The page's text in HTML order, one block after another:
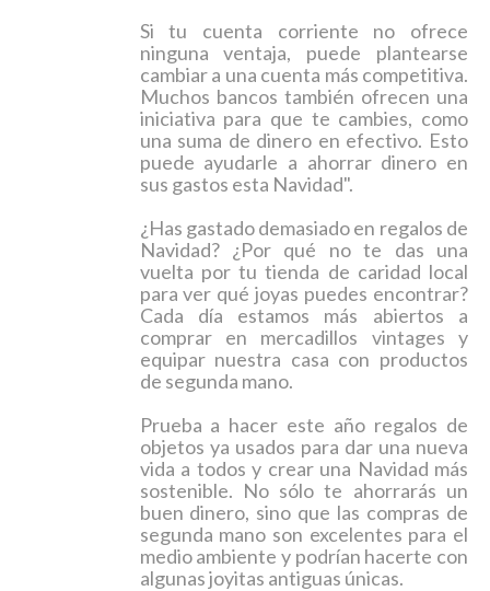
Si tu cuenta corriente no ofrece
ninguna ventaja, puede plantearse
cambiar a una cuenta más competitiva.
Muchos bancos también ofrecen una
iniciativa para que te cambies, como
una suma de dinero en efectivo. Esto
puede ayudarle a ahorrar dinero en
sus gastos esta Navidad".
¿Has gastado demasiado en regalos de
Navidad? ¿Por qué no te das una
vuelta por tu tienda de caridad local
para ver qué joyas puedes encontrar?
Cada día estamos más abiertos a
comprar en mercadillos vintages y
equipar nuestra casa con productos
de segunda mano.
Prueba a hacer este año regalos de
objetos ya usados para dar una nueva
vida a todos y crear una Navidad más
sostenible. No sólo te ahorrarás un
buen dinero, sino que las compras de
segunda mano son excelentes para el
medio ambiente y podrían hacerte con
algunas joyitas antiguas únicas.